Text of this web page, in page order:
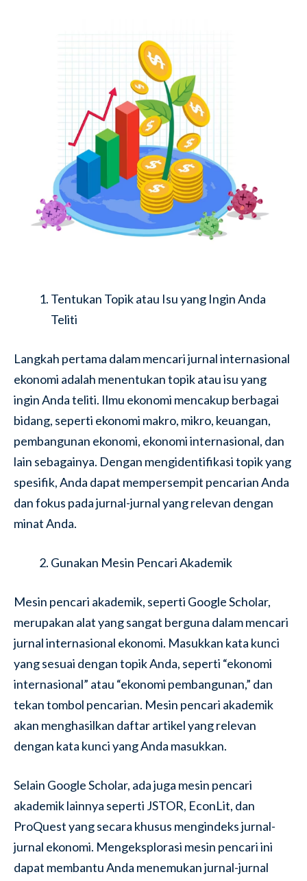
Tentukan Topik atau Isu yang Ingin Anda
Teliti
Langkah pertama dalam mencari jurnal internasional
ekonomi adalah menentukan topik atau isu yang
ingin Anda teliti. Ilmu ekonomi mencakup berbagai
bidang, seperti ekonomi makro, mikro, keuangan,
pembangunan ekonomi, ekonomi internasional, dan
lain sebagainya. Dengan mengidentifikasi topik yang
spesifik, Anda dapat mempersempit pencarian Anda
dan fokus pada jurnal-jurnal yang relevan dengan
minat Anda.
Gunakan Mesin Pencari Akademik
Mesin pencari akademik, seperti Google Scholar,
merupakan alat yang sangat berguna dalam mencari
jurnal internasional ekonomi. Masukkan kata kunci
yang sesuai dengan topik Anda, seperti “ekonomi
internasional” atau “ekonomi pembangunan,” dan
tekan tombol pencarian. Mesin pencari akademik
akan menghasilkan daftar artikel yang relevan
dengan kata kunci yang Anda masukkan.
Selain Google Scholar, ada juga mesin pencari
akademik lainnya seperti JSTOR, EconLit, dan
ProQuest yang secara khusus mengindeks jurnal-
jurnal ekonomi. Mengeksplorasi mesin pencari ini
dapat membantu Anda menemukan jurnal-jurnal